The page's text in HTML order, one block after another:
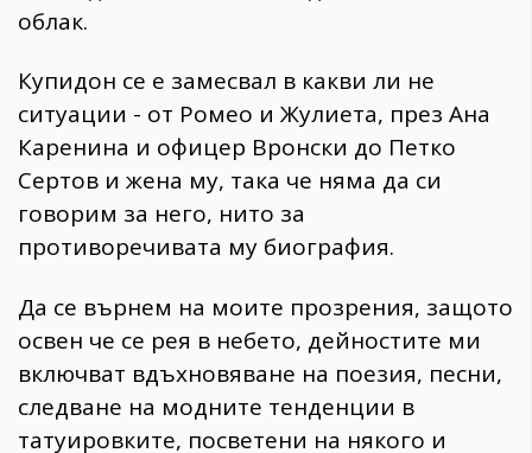
облак.
Купидон се е замесвал в какви ли не
ситуации - от Ромео и Жулиета, през Ана
Каренина и офицер Вронски до Петко
Сертов и жена му, така че няма да си
говорим за него, нито за
противоречивата му биография.
Да се върнем на моите прозрения, защото
освен че се рея в небето, дейностите ми
включват вдъхновяване на поезия, песни,
следване на модните тенденции в
татуировките, посветени на някого и